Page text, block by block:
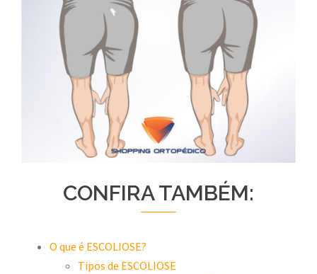
CONFIRA TAMBÉM:
O que é ESCOLIOSE?
Tipos de ESCOLIOSE